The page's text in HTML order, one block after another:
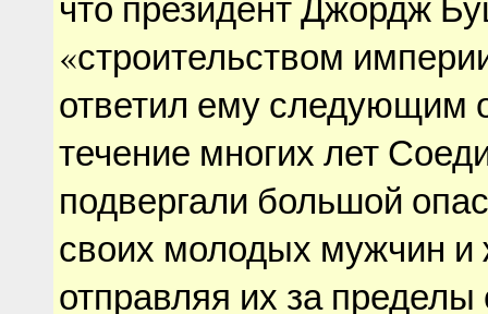
«строительством
ответил ему следующим
течение многих лет
подвергали большой
своих молодых мужчин
отправляя их за пределы